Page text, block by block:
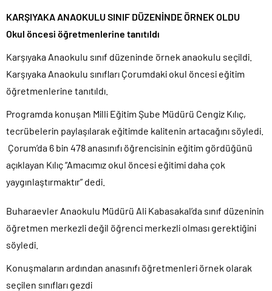
KARŞIYAKA ANAOKULU SINIF DÜZENİNDE ÖRNEK OLDU
Okul öncesi öğretmenlerine tanıtıldı
Karşıyaka Anaokulu sınıf düzeninde örnek anaokulu seçildi.
Karşıyaka Anaokulu sınıfları Çorumdaki okul öncesi eğitim
öğretmenlerine tanıtıldı.
Programda konuşan Milli Eğitim Şube Müdürü Cengiz Kılıç,
tecrübelerin paylaşılarak eğitimde kalitenin artacağını söyledi.
Çorum’da 6 bin 478 anasınıfı öğrencisinin eğitim gördüğünü
açıklayan Kılıç “Amacımız okul öncesi eğitimi daha çok
yaygınlaştırmaktır” dedi.
Buharaevler Anaokulu Müdürü Ali Kabasakal’da sınıf düzeninin
öğretmen merkezli değil öğrenci merkezli olması gerektiğini
söyledi.
Konuşmaların ardından anasınıfı öğretmenleri örnek olarak
seçilen sınıfları gezdi